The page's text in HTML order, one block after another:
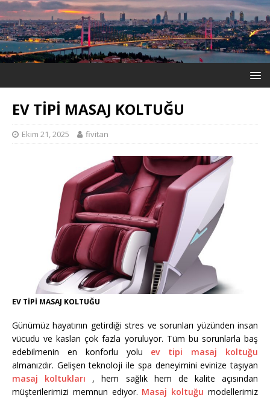
EV TİPİ MASAJ KOLTUĞU
Ekim 21, 2025 fivitan
EV TİPİ MASAJ KOLTUĞU
Günümüz hayatının getirdiği stres ve sorunları yüzünden insan
vücudu ve kasları çok fazla yoruluyor. Tüm bu sorunlarla baş
edebilmenin en konforlu yolu ev tipi masaj koltuğu
almanızdır. Gelişen teknoloji ile spa deneyimini evinize taşıyan
masaj koltukları , hem sağlık hem de kalite açısından
müşterilerimizi memnun ediyor. Masaj koltuğu modellerimiz